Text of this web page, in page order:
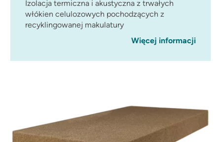
Izolacja termiczna i akustyczna z trwałych
włókien celulozowych pochodzących z
recyklingowanej makulatury
Więcej informacji